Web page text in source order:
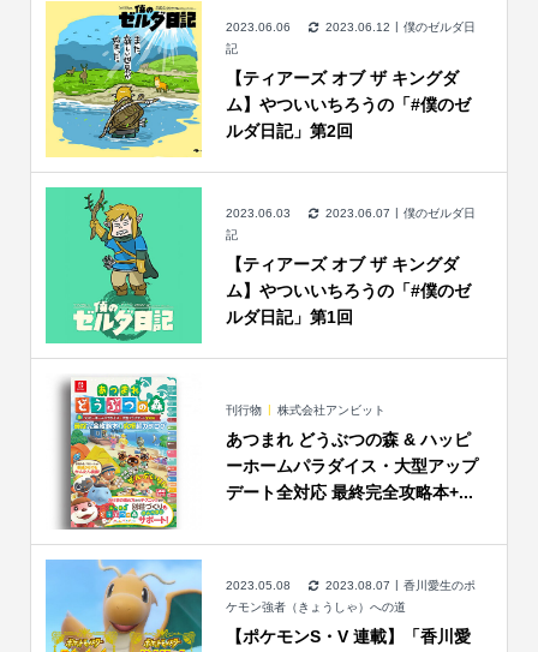
2023.06.06 2023.06.12
僕のゼルダ日
記
【ティアーズ オブ ザ キングダ
ム】やついいちろうの「#僕のゼ
ルダ日記」第2回
2023.06.03 2023.06.07
僕のゼルダ日
記
【ティアーズ オブ ザ キングダ
ム】やついいちろうの「#僕のゼ
ルダ日記」第1回
刊行物 株式会社アンビット
あつまれ どうぶつの森 & ハッピ
ーホームパラダイス・大型アップ
デート全対応 最終完全攻略本+...
2023.05.08 2023.08.07
香川愛生のポ
ケモン強者（きょうしゃ）への道
【ポケモンS・V 連載】「香川愛